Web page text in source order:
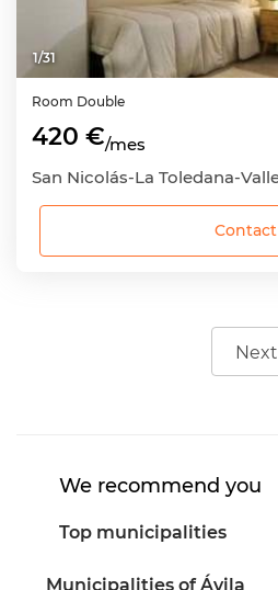
1/31
Room Double
420 €/mes
Contact
Next
We recommend you
Top municipalities
Municipalities of Ávila